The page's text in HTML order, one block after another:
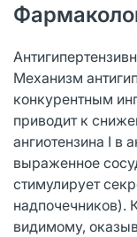
Механизм
конкурентным
приводит к
ангиотензина I в
выраженное
стимулирует
надпочечников).
видимому,